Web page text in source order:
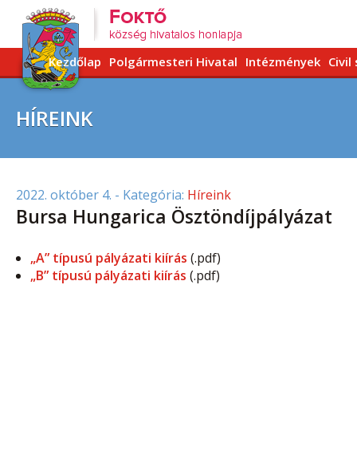
Kezdőlap Polgármesteri Hivatal Intézmények Civil
HÍREINK
2022. október 4. - Kategória: Híreink
Bursa Hungarica Ösztöndíjpályázat
„A” típusú pályázati kiírás (.pdf)
„B” típusú pályázati kiírás (.pdf)